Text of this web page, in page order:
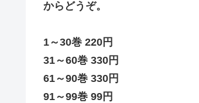
からどうぞ。
1～30巻 220円
31～60巻 330円
61～90巻 330円
91～99巻 99円